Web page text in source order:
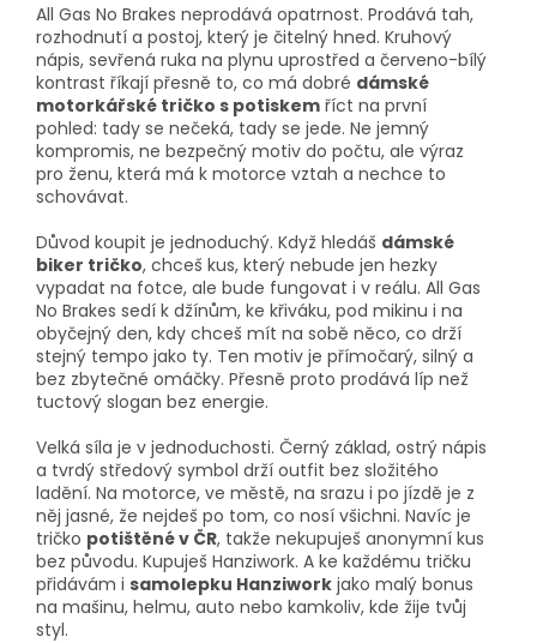
All Gas No Brakes neprodává opatrnost. Prodává tah,
rozhodnutí a postoj, který je čitelný hned. Kruhový
nápis, sevřená ruka na plynu uprostřed a červeno-bílý
kontrast říkají přesně to, co má dobré dámské
motorkářské tričko s potiskem říct na první
pohled: tady se nečeká, tady se jede. Ne jemný
kompromis, ne bezpečný motiv do počtu, ale výraz
pro ženu, která má k motorce vztah a nechce to
schovávat.
Důvod koupit je jednoduchý. Když hledáš dámské
biker tričko, chceš kus, který nebude jen hezky
vypadat na fotce, ale bude fungovat i v reálu. All Gas
No Brakes sedí k džínům, ke křiváku, pod mikinu i na
obyčejný den, kdy chceš mít na sobě něco, co drží
stejný tempo jako ty. Ten motiv je přímočarý, silný a
bez zbytečné omáčky. Přesně proto prodává líp než
tuctový slogan bez energie.
Velká síla je v jednoduchosti. Černý základ, ostrý nápis
a tvrdý středový symbol drží outfit bez složitého
ladění. Na motorce, ve městě, na srazu i po jízdě je z
něj jasné, že nejdeš po tom, co nosí všichni. Navíc je
tričko potištěné v ČR, takže nekupuješ anonymní kus
bez původu. Kupuješ Hanziwork. A ke každému tričku
přidávám i samolepku Hanziwork jako malý bonus
na mašinu, helmu, auto nebo kamkoliv, kde žije tvůj
styl.